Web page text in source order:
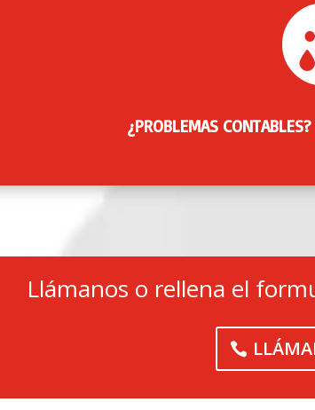
¿PROBLEMAS
y presentación de las cuentas
Puesta al día de las
Llámanos o rellena el